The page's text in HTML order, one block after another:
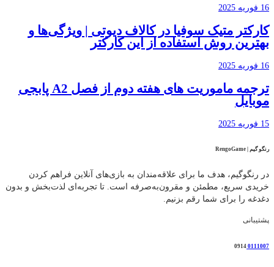
16 فوریه 2025
کارکتر متیک سوفیا در کالاف دیوتی | ویژگی‌ها و
بهترین روش استفاده از این کارکتر
16 فوریه 2025
ترجمه ماموریت های هفته دوم از فصل A2 پابجی
موبایل
15 فوریه 2025
رنگو گیم | RengoGame
در رنگوگیم، هدف ما برای علاقه‌مندان به بازی‌های آنلاین فراهم کردن
خریدی سریع، مطمئن و مقرون‌به‌صرفه است. تا تجربه‌ای لذت‌بخش و بدون
دغدغه را برای شما رقم بزنیم.
پشتیبانی
0111007
0914